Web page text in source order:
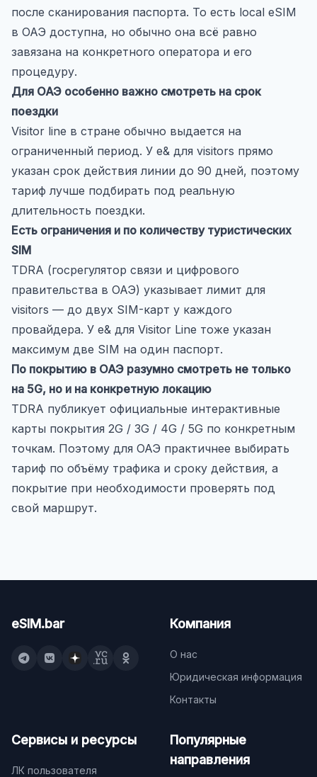
после сканирования паспорта. То есть local eSIM
в ОАЭ доступна, но обычно она всё равно
завязана на конкретного оператора и его
процедуру.
Для ОАЭ особенно важно смотреть на срок
поездки
Visitor line в стране обычно выдается на
ограниченный период. У e& для visitors прямо
указан срок действия линии до 90 дней, поэтому
тариф лучше подбирать под реальную
длительность поездки.
Есть ограничения и по количеству туристических
SIM
TDRA (госрегулятор связи и цифрового
правительства в ОАЭ) указывает лимит для
visitors — до двух SIM-карт у каждого
провайдера. У e& для Visitor Line тоже указан
максимум две SIM на один паспорт.
По покрытию в ОАЭ разумно смотреть не только
на 5G, но и на конкретную локацию
TDRA публикует официальные интерактивные
карты покрытия 2G / 3G / 4G / 5G по конкретным
точкам. Поэтому для ОАЭ практичнее выбирать
тариф по объёму трафика и сроку действия, а
покрытие при необходимости проверять под
свой маршрут.
eSIM.bar Компания
О нас
Юридическая информация
Контакты
Сервисы и ресурсы
ЛК пользователя
Популярные
направления